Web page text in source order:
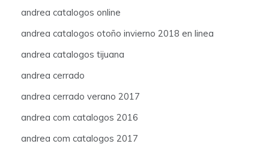
andrea catalogos online
andrea catalogos otoño invierno 2018 en linea
andrea catalogos tijuana
andrea cerrado
andrea cerrado verano 2017
andrea com catalogos 2016
andrea com catalogos 2017